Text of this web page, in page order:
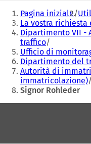
Siete
qui:
Pagina iniziale
La vostra richiesta
Dipartimento VII -
traffico
Ufficio di
Dipartimento del
Autorità di
immatricolazione)
Signor Rohleder